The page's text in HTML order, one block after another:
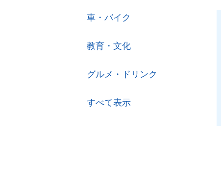
車・バイク
教育・文化
グルメ・ドリンク
すべて表示